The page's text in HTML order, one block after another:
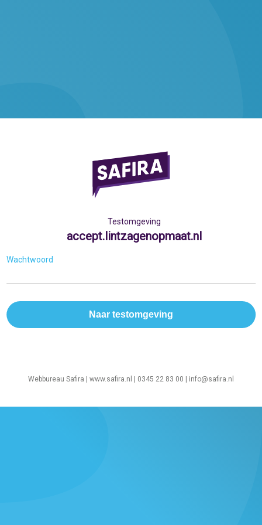
Testomgeving
accept.lintzagenopmaat.nl
Wachtwoord
Webbureau Safira | www.safira.nl | 0345 22 83 00 | info@safira.nl